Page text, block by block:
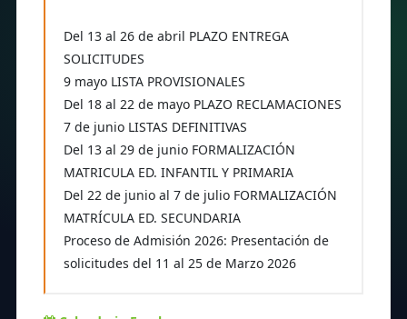
Del 13 al 26 de abril PLAZO ENTREGA
SOLICITUDES
9 mayo LISTA PROVISIONALES
Del 18 al 22 de mayo PLAZO RECLAMACIONES
7 de junio LISTAS DEFINITIVAS
Del 13 al 29 de junio FORMALIZACIÓN
MATRICULA ED. INFANTIL Y PRIMARIA
Del 22 de junio al 7 de julio FORMALIZACIÓN
MATRÍCULA ED. SECUNDARIA
Proceso de Admisión 2026: Presentación de
solicitudes del 11 al 25 de Marzo 2026